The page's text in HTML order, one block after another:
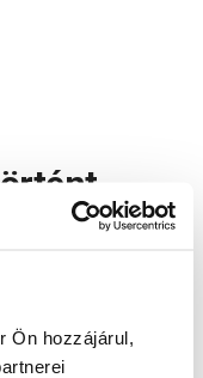
Ön hozzájárul,